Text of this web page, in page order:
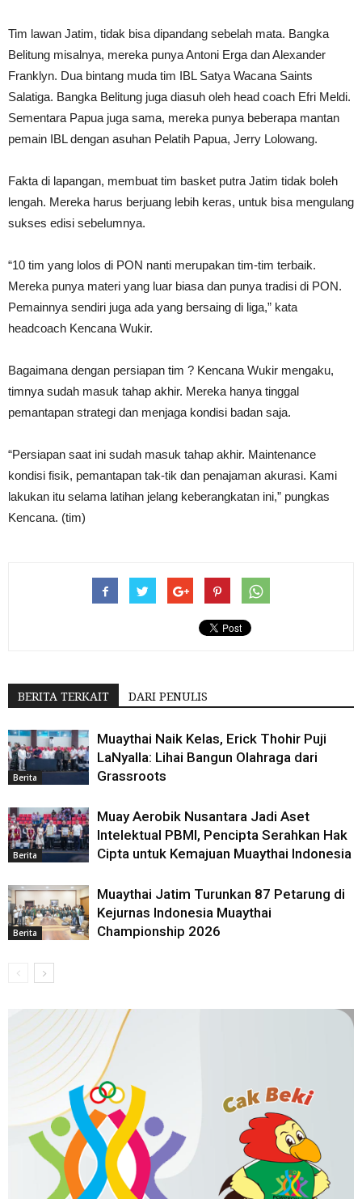
Tim lawan Jatim, tidak bisa dipandang sebelah mata. Bangka
Belitung misalnya, mereka punya Antoni Erga dan Alexander
Franklyn. Dua bintang muda tim IBL Satya Wacana Saints
Salatiga. Bangka Belitung juga diasuh oleh head coach Efri Meldi.
Sementara Papua juga sama, mereka punya beberapa mantan
pemain IBL dengan asuhan Pelatih Papua, Jerry Lolowang.
Fakta di lapangan, membuat tim basket putra Jatim tidak boleh
lengah. Mereka harus berjuang lebih keras, untuk bisa mengulang
sukses edisi sebelumnya.
“10 tim yang lolos di PON nanti merupakan tim-tim terbaik.
Mereka punya materi yang luar biasa dan punya tradisi di PON.
Pemainnya sendiri juga ada yang bersaing di liga,” kata
headcoach Kencana Wukir.
Bagaimana dengan persiapan tim ? Kencana Wukir mengaku,
timnya sudah masuk tahap akhir. Mereka hanya tinggal
pemantapan strategi dan menjaga kondisi badan saja.
“Persiapan saat ini sudah masuk tahap akhir. Maintenance
kondisi fisik, pemantapan tak-tik dan penajaman akurasi. Kami
lakukan itu selama latihan jelang keberangkatan ini,” pungkas
Kencana. (tim)
BERITA TERKAIT DARI PENULIS
Berita
Muaythai Naik Kelas, Erick Thohir Puji
LaNyalla: Lihai Bangun Olahraga dari
Grassroots
Berita
Muay Aerobik Nusantara Jadi Aset
Intelektual PBMI, Pencipta Serahkan Hak
Cipta untuk Kemajuan Muaythai Indonesia
Berita
Muaythai Jatim Turunkan 87 Petarung di
Kejurnas Indonesia Muaythai
Championship 2026